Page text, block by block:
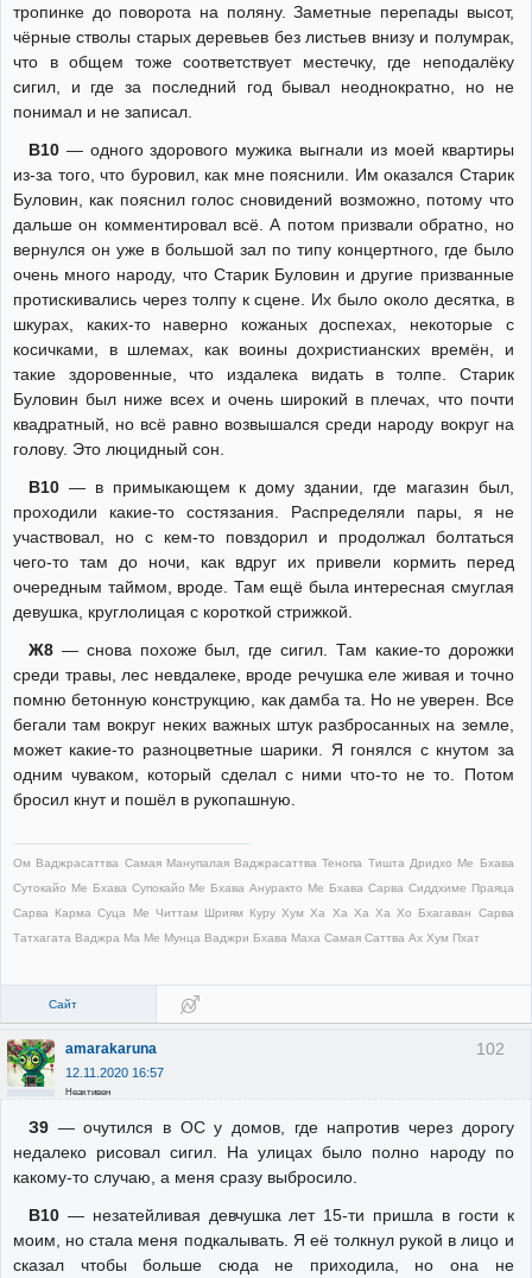
тропинке до поворота на поляну. Заметные перепады высот,
чёрные стволы старых деревьев без листьев внизу и полумрак,
что в общем тоже соответствует местечку, где неподалёку
сигил, и где за последний год бывал неоднократно, но не
понимал и не записал.
В10— одного здорового мужика выгнали из моей квартиры
из-за того, что буровил, как мне пояснили. Им оказался Старик
Буловин, как пояснил голос сновидений возможно, потому что
дальше он комментировал всё. А потом призвали обратно, но
вернулся он уже в большой зал по типу концертного, где было
очень много народу, что Старик Буловин и другие призванные
протискивались через толпу к сцене. Их было около десятка, в
шкурах, каких-то наверно кожаных доспехах, некоторые с
косичками, в шлемах, как воины дохристианских времён, и
такие здоровенные, что издалека видать в толпе. Старик
Буловин был ниже всех и очень широкий в плечах, что почти
квадратный, но всё равно возвышался среди народу вокруг на
голову. Это люцидный сон.
В10— в примыкающем к дому здании, где магазин был,
проходили какие-то состязания. Распределяли пары, я не
участвовал, но с кем-то повздорил и продолжал болтаться
чего-то там до ночи, как вдруг их привели кормить перед
очередным таймом, вроде. Там ещё была интересная смуглая
девушка, круглолицая с короткой стрижкой.
Ж8— снова похоже был, где сигил. Там какие-то дорожки
среди травы, лес невдалеке, вроде речушка еле живая и точно
помню бетонную конструкцию, как дамба та. Но не уверен. Все
бегали там вокруг неких важных штук разбросанных на земле,
может какие-то разноцветные шарики. Я гонялся с кнутом за
одним чуваком, который сделал с ними что-то не то. Потом
бросил кнут и пошёл в рукопашную.
Ом Ваджрасаттва Самая Манупалая Ваджрасаттва Тенопа Тишта Дридхо Ме Бхава
Сутокайо Ме Бхава Супокайо Ме Бхава Ануракто Ме Бхава Сарва Сиддхиме Праяца
Сарва Карма Суца Ме Читтам Шриям Куру Хум Ха Ха Ха Ха Хо Бхагаван Сарва
Татхагата Ваджра Ма Ме Мунца Ваджри Бхава Маха Самая Саттва Ах Хум Пхат
Сайт
102
amarakaruna
12.11.2020 16:57
Неактивен
З9— очутился в ОС у домов, где напротив через дорогу
недалеко рисовал сигил. На улицах было полно народу по
какому-то случаю, а меня сразу выбросило.
В10— незатейливая девчушка лет 15-ти пришла в гости к
моим, но стала меня подкалывать. Я её толкнул рукой в лицо и
сказал чтобы больше сюда не приходила, но она не